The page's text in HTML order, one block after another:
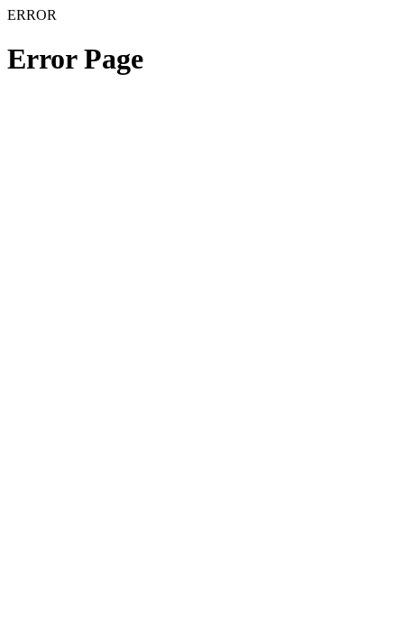
ERROR
Error Page